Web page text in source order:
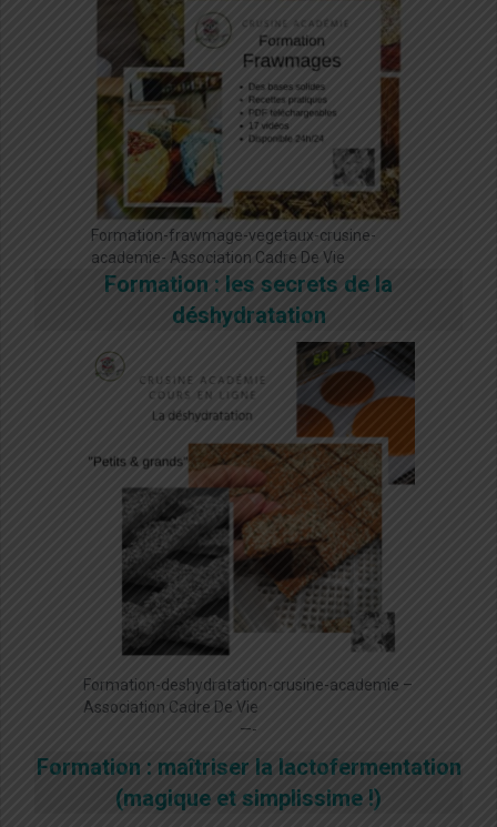
Formation-frawmage-vegetaux-crusine-
academie- Association Cadre De Vie
Formation : les secrets de la
déshydratation
Formation-deshydratation-crusine-academie –
Association Cadre De Vie
—-
Formation : maîtriser la lactofermentation
(magique et simplissime !)